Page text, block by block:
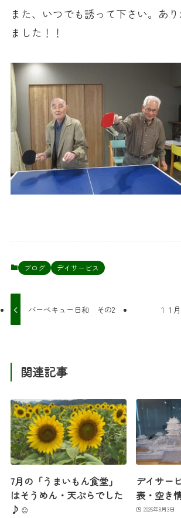
また、いつでも誘って下さい。あ
ました！！
ブログ デイサービス
バーベキュー日和 その2 １１
関連記事
7月の「うまいもん食堂」
はそうめん・天ぷらでした
♪☺
デイサー
表・空き
2026年8月3日